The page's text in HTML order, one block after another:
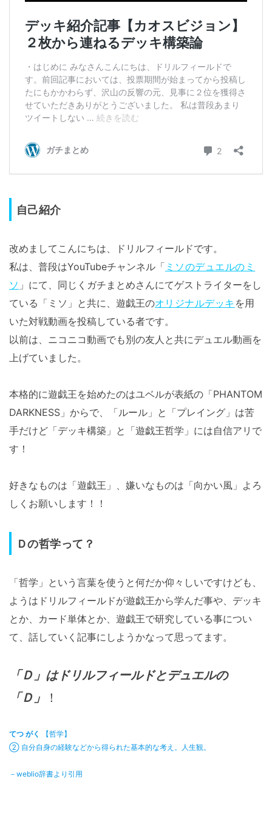
自己紹介
改めましてこんにちは、ドリルフィールドです。
私は、普段はYouTubeチャンネル「 ミソのデュエルのミ
ソ 」にて、同じくガチまとめさんにてゲストライターをし
ている「ミソ」と共に、遊戯王のオリジナルデッキ を用
いた対戦動画を投稿している者です。
以前は、ニコニコ動画でも別の友人と共にデュエル動画を
上げていました。
本格的に遊戯王を始めたのはユベルが表紙の「PHANTOM
DARKNESS」からで、「ルール」と「プレイング」は苦
手だけど「デッキ構築」と「遊戯王哲学」には自信アリで
す！
好きなものは「遊戯王」、嫌いなものは「向かい風」よろ
しくお願いします！！
Ｄの哲学って？
「哲学」という言葉を使うと何だか仰々しいですけども、
ようはドリルフィールドが遊戯王から学んだ事や、デッキ
とか、カード単体とか、遊戯王で研究している事につい
て、話していく記事にしようかなって思ってます。
「Ｄ」はドリルフィールドとデュエルの
「Ｄ」
！
てつ がく
【哲学】
② 自分自身の経験などから得られた基本的な考え。人生観。
－weblio辞書より引用